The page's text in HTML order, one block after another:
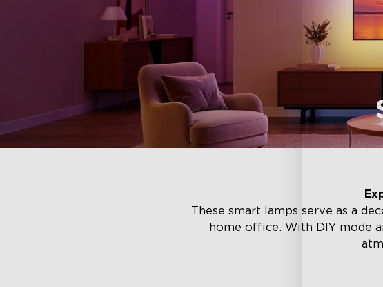
These smart lamps serve as a
home office. With DIY mode